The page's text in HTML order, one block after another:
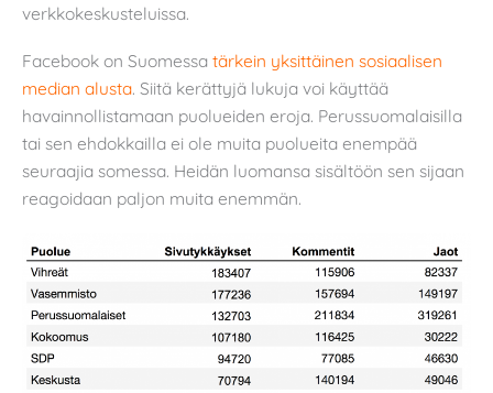
verkkokeskusteluissa.
Facebook on Suomessa tärkein yksittäinen sosiaalisen
median alusta. Siitä kerättyjä lukuja voi käyttää
havainnollistamaan puolueiden eroja. Perussuomalaisilla
tai sen ehdokkailla ei ole muita puolueita enempää
seuraajia somessa. Heidän luomansa sisältöön sen sijaan
reagoidaan paljon muita enemmän.